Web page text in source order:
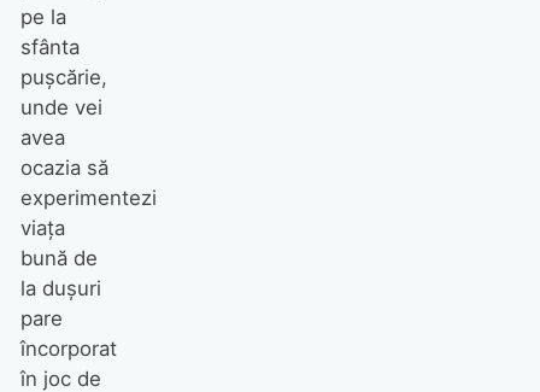
pe la
sfânta
puşcărie,
unde vei
avea
ocazia să
experimentezi
viaţa
bună de
la duşuri
pare
încorporat
în joc de